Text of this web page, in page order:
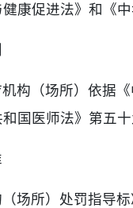
康促进法》和《
构（场所）依据
国医师法》第五
（场所）处罚指导